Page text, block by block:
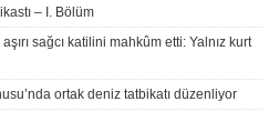
– I. Bölüm
sağcı katilini mahkûm etti: Yalnız kurt
ortak deniz tatbikatı düzenliyor